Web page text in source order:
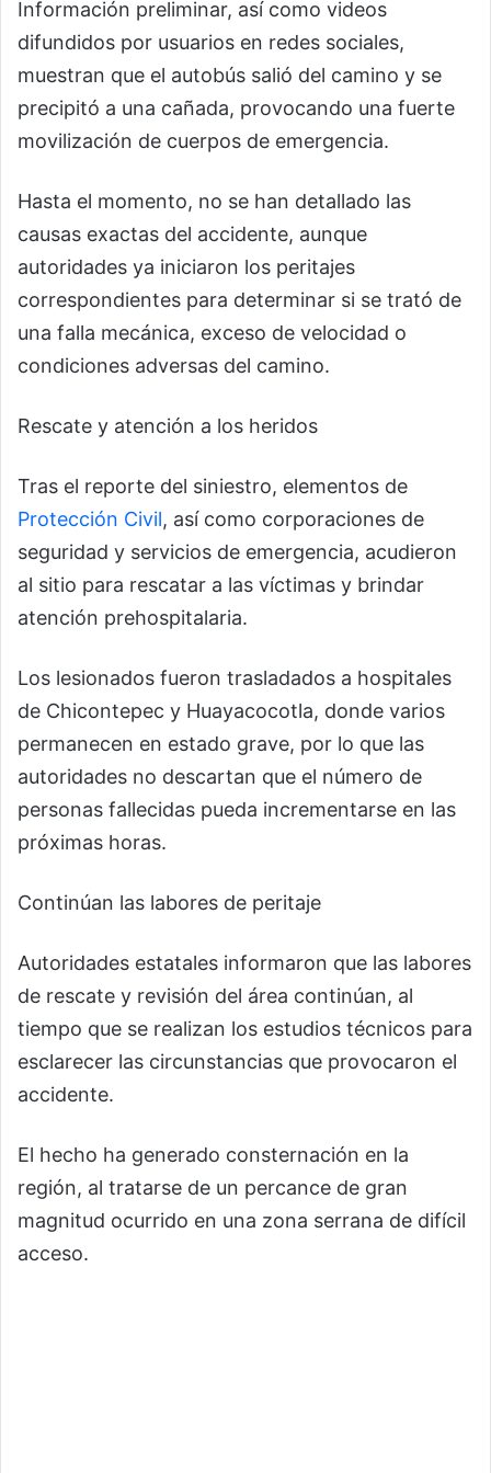
Información preliminar, así como videos
difundidos por usuarios en redes sociales,
muestran que el autobús salió del camino y se
precipitó a una cañada, provocando una fuerte
movilización de cuerpos de emergencia.
Hasta el momento, no se han detallado las
causas exactas del accidente, aunque
autoridades ya iniciaron los peritajes
correspondientes para determinar si se trató de
una falla mecánica, exceso de velocidad o
condiciones adversas del camino.
Rescate y atención a los heridos
Tras el reporte del siniestro, elementos de
Protección Civil, así como corporaciones de
seguridad y servicios de emergencia, acudieron
al sitio para rescatar a las víctimas y brindar
atención prehospitalaria.
Los lesionados fueron trasladados a hospitales
de Chicontepec y Huayacocotla, donde varios
permanecen en estado grave, por lo que las
autoridades no descartan que el número de
personas fallecidas pueda incrementarse en las
próximas horas.
Continúan las labores de peritaje
Autoridades estatales informaron que las labores
de rescate y revisión del área continúan, al
tiempo que se realizan los estudios técnicos para
esclarecer las circunstancias que provocaron el
accidente.
El hecho ha generado consternación en la
región, al tratarse de un percance de gran
magnitud ocurrido en una zona serrana de difícil
acceso.